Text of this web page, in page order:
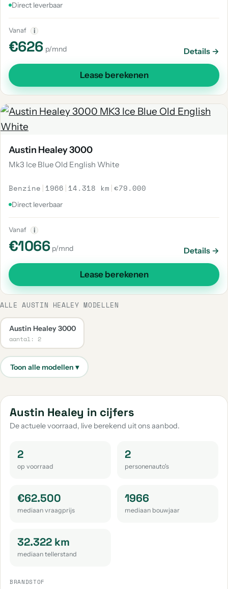
Direct leverbaar
Vanaf i
€626 p/mnd Details →
Lease berekenen
Austin Healey 3000
Mk3 Ice Blue Old English White
Benzine | 1966 | 14.318 km |€79.000
Direct leverbaar
Vanaf i
€1066 p/mnd Details →
Lease berekenen
ALLE AUSTIN HEALEY MODELLEN
Austin Healey 3000
aantal: 2
Austin Healey in cijfers
De actuele voorraad, live berekend uit ons aanbod.
2
op voorraad
2
personenauto's
€62.500
mediaan vraagprijs
1966
mediaan bouwjaar
32.322 km
mediaan tellerstand
BRANDSTOF